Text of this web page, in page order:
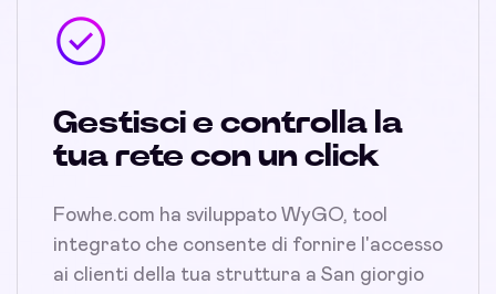
Gestisci e controlla la
tua rete con un click
Fowhe.com ha sviluppato WyGO, tool
integrato che consente di fornire l'accesso
ai clienti della tua struttura a San giorgio